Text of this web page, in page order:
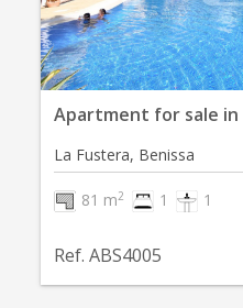
Apartment for sale in
La Fustera, Benissa
81 m2 1 1
Ref. ABS4005